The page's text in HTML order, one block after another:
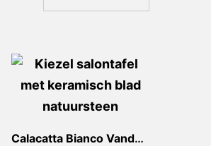
Calacatta Bianco Vanda Kiezel